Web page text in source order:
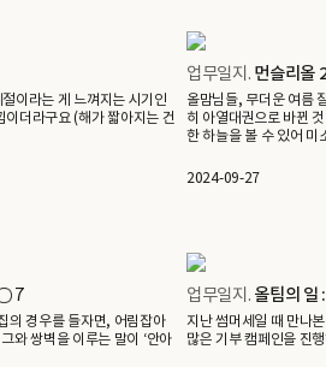
이라는 게 느껴지는 시기인
더라구요 (해가 짧아지는 건
업무일지. 먼슬리올
올맘님들, 무더운 여름
히 아열대권으로 바뀐
한 하늘을 볼 수 있어 미
2024-09-27
7
의 경우를 들자면, 어림잡아
와 쌍벽을 이루는 말이 ‘안아
업무일지. 올팀의 일
지난 썸머세일 때 만나
많은 기부 캠페인을 진